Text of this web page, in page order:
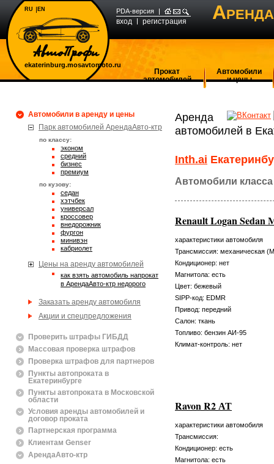
ekaterinburg.mosavtomoto.ru
PDA-версия
вход регистрация А
RU EN
Прокат
автомобилей
Автомобили
и цены
Автомобили в аренду и цены
Парк автомобилей АрендаАвто-ктр
по классу:
эконом
средний
бизнес
премиум
по кузову:
седан
хэтчбек
универсал
кроссовер
внедорожник
фургон
минивэн
кабриолет
Цены на аренду автомобилей
Как взять автомобиль напрокат
в АрендаАвто-ктр недорого
Заказать аренду автомобиля
Акции и спецпредложения
Проверить штрафы ГИБДД
Массовая проверка штрафов
Проверка штрафов для партнеров
Пункты автопроката в
Екатеринбурге
Пункты автопроката в Московской
области
Условия аренды автомобилей и
договор проката
Партнерская программа
Клиентам Genser
АрендаАвто-ктр
Аренда
автомобилей в
Inth.ai
Автомобили
Renault Logan Sedan
характеристики автомобиля
Трансмиссия: механическая
Кондиционер: нет
Магнитола: есть
Цвет: бежевый
SIPP-код: EDMR
Привод: передний
Салон: ткань
Топливо: бензин АИ-95
Климат-контроль: нет
Ravon R2 АТ
характеристики автомобиля
Трансмиссия:
Кондиционер: есть
Магнитола: есть